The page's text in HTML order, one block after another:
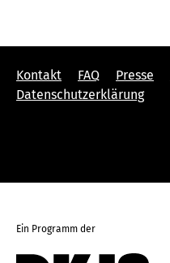
Kontakt FAQ Presse
Datenschutzerklärung
Ein Programm der